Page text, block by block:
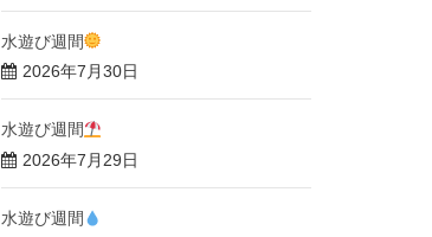
水遊び週間
2026年7月30日
水遊び週間
2026年7月29日
水遊び週間